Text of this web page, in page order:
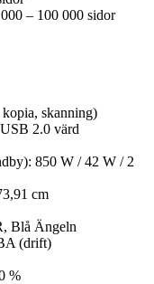
– 100 000 sidor
skanning)
2.0 värd
850 W / 42 W / 2
cm
Blå Ängeln
(drift)
%